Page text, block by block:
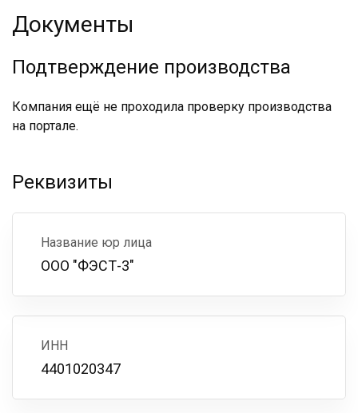
Документы
Подтверждение производства
Компания ещё не проходила проверку производства
на портале.
Реквизиты
Название юр лица
ООО "ФЭСТ-3"
ИНН
4401020347